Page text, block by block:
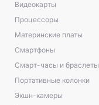
Видеокарты
Процессоры
Материнские платы
Смартфоны
Смарт-часы и браслеты
Портативные колонки
Экшн-камеры